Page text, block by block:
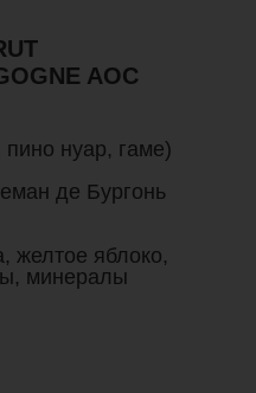
AOC
нуар, гаме)
де Бургонь
желтое яблоко,
минералы